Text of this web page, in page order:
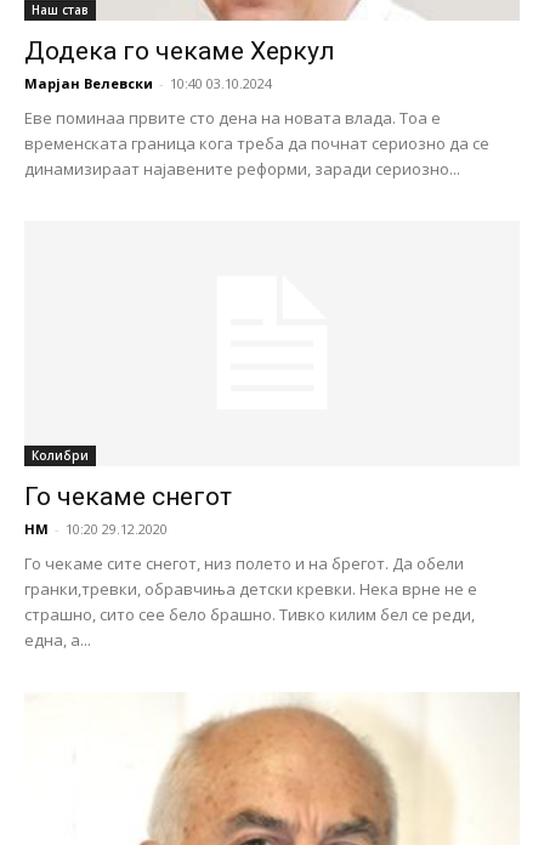
Наш став
Додека го чекаме Херкул
Марјан Велевски - 10:40 03.10.2024
Еве поминаа првите сто дена на новата влада. Тоа е
временската граница кога треба да почнат сериозно да се
динамизираат најавените реформи, заради сериозно...
Колибри
Го чекаме снегот
НМ - 10:20 29.12.2020
Го чекаме сите снегот, низ полето и на брегот. Да обели
гранки,тревки, обравчиња детски кревки. Нека врне не е
страшно, сито сее бело брашно. Тивко килим бел се реди,
една, а...